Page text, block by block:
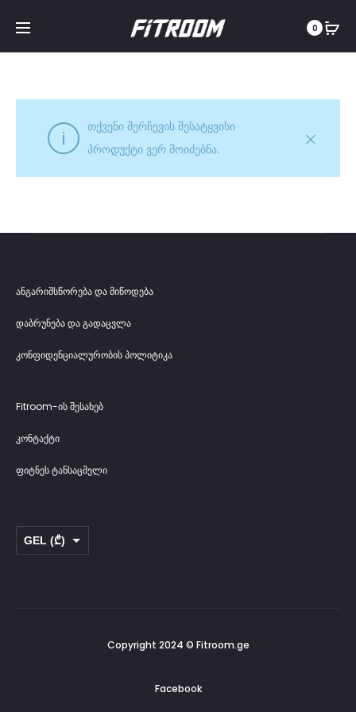
0
თქვენი შერჩევის შესატყვისი
პროდუქტი ვერ მოიძებნა.
ანგარიშსწორება და მიწოდება
დაბრუნება და გადაცვლა
კონფიდენციალურობის პოლიტიკა
Fitroom-ის შესახებ
კონტაქტი
ფიტნეს ტანსაცმელი
GEL (₾)
Copyright 2024 © Fitroom.ge
Facebook